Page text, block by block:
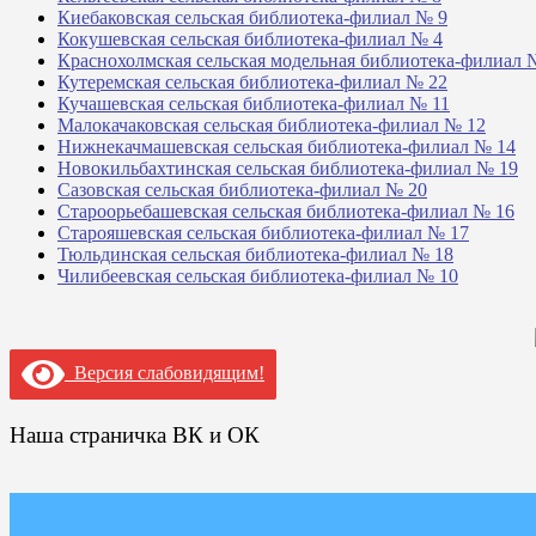
Киебаковская сельская библиотека-филиал № 9
Кокушевская сельская библиотека-филиал № 4
Краснохолмская сельская модельная библиотека-филиал
Кутеремская сельская библиотека-филиал № 22
Кучашевская сельская библиотека-филиал № 11
Малокачаковская сельская библиотека-филиал № 12
Нижнекачмашевская сельская библиотека-филиал № 14
Новокильбахтинская сельская библиотека-филиал № 19
Сазовская сельская библиотека-филиал № 20
Староорьебашевская сельская библиотека-филиал № 16
Старояшевская сельская библиотека-филиал № 17
Тюльдинская сельская библиотека-филиал № 18
Чилибеевская сельская библиотека-филиал № 10
Версия слабовидящим!
Наша страничка ВК и ОК